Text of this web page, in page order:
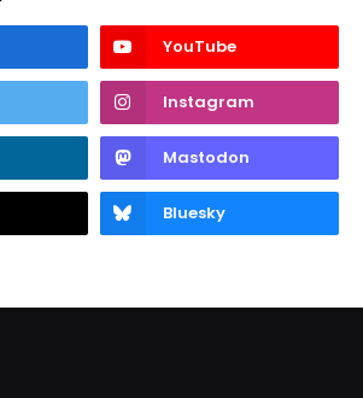
YouTube
Instagram
Mastodon
Bluesky